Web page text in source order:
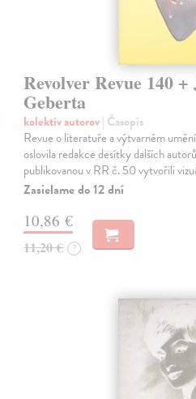
Revolver Revue 140
Geberta
kolektív autorov| Časopis
Revue o literatuře a výtvarném
oslovila redakce desítky dalších
publikovanou v RR č. 50 vytvořili
Zasielame do 12 dní
10,86 €
11,20 € ?